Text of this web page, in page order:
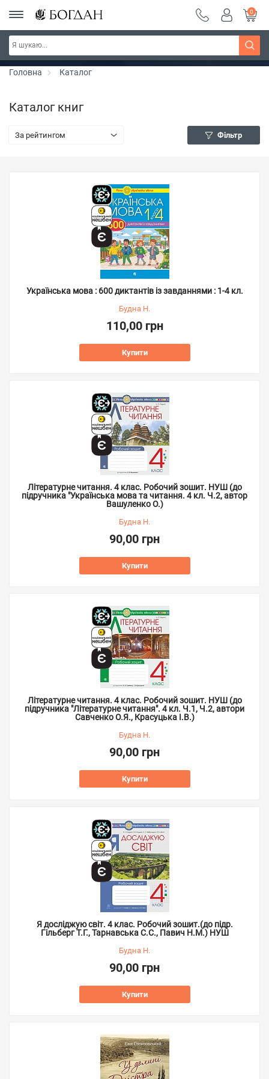
РОЗПРОДАЖ ~ 150 грн ~ 200 грн ~ 250 грн ~
300 грн ~ РОЗПРОДАЖ
Дізнатись більше
0
Головна Каталог
Каталог книг
За рейтингом Фільтр
Українська мова : 600 диктантів із завданнями : 1-4 кл.
Будна Н.
110,00 грн
Купити
Літературне читання. 4 клас. Робочий зошит. НУШ (до
підручника "Українська мова та читання. 4 кл. Ч.2, автор
Вашуленко О.)
Будна Н.
90,00 грн
Купити
Літературне читання. 4 клас. Робочий зошит. НУШ (до
підручника "Літературне читання". 4 кл. Ч.1, Ч.2, автори
Савченко О.Я., Красуцька І.В.)
Будна Н.
90,00 грн
Купити
Я досліджую світ. 4 клас. Робочий зошит.(до підр.
Гільберг Т.Г., Тарнавська С.С., Павич Н.М.) НУШ
Будна Н.
90,00 грн
Купити